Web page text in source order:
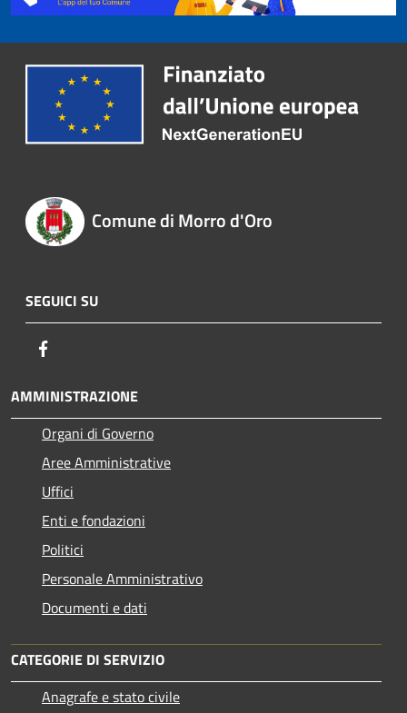
Comune di Morro d'Oro
SEGUICI SU
AMMINISTRAZIONE
Organi di Governo
Aree Amministrative
Uffici
Enti e fondazioni
Politici
Personale Amministrativo
Documenti e dati
CATEGORIE DI SERVIZIO
Anagrafe e stato civile